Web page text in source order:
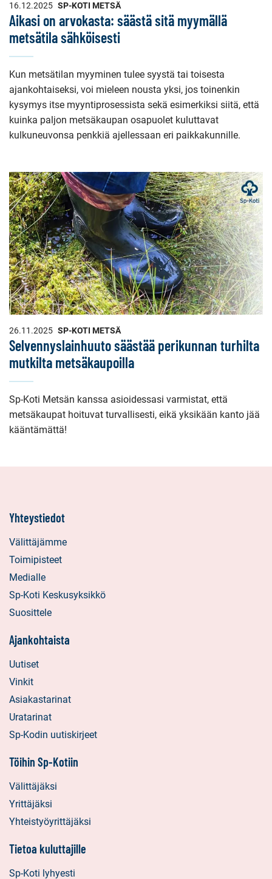
16.12.2025 SP-KOTI METSÄ
Aikasi on arvokasta: säästä sitä myymällä
metsätila sähköisesti
Kun metsätilan myyminen tulee syystä tai toisesta
ajankohtaiseksi, voi mieleen nousta yksi, jos toinenkin
kysymys itse myyntiprosessista sekä esimerkiksi siitä, että
kuinka paljon metsäkaupan osapuolet kuluttavat
kulkuneuvonsa penkkiä ajellessaan eri paikkakunnille.
26.11.2025 SP-KOTI METSÄ
Selvennyslainhuuto säästää perikunnan turhilta
mutkilta metsäkaupoilla
Sp-Koti Metsän kanssa asioidessasi varmistat, että
metsäkaupat hoituvat turvallisesti, eikä yksikään kanto jää
kääntämättä!
Yhteystiedot
Välittäjämme
Toimipisteet
Medialle
Sp-Koti Keskusyksikkö
Suosittele
Ajankohtaista
Uutiset
Vinkit
Asiakastarinat
Uratarinat
Sp-Kodin uutiskirjeet
Töihin Sp-Kotiin
Välittäjäksi
Yrittäjäksi
Yhteistyöyrittäjäksi
Tietoa kuluttajille
Sp-Koti lyhyesti